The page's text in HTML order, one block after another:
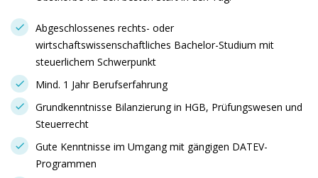
Abgeschlossenes rechts- oder
wirtschaftswissenschaftliches Bachelor-Studium mit
steuerlichem Schwerpunkt
Mind. 1 Jahr Berufserfahrung
Grundkenntnisse Bilanzierung in HGB, Prüfungswesen und
Steuerrecht
Gute Kenntnisse im Umgang mit gängigen DATEV-
Programmen